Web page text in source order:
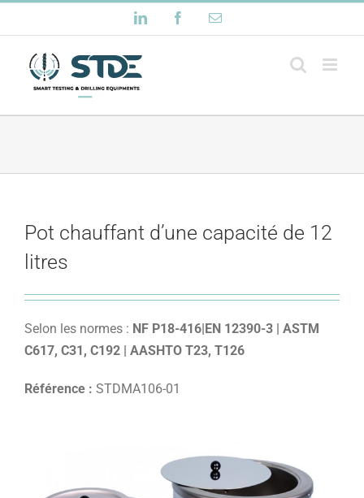
au
contenu
LinkedIn FacebookEmail
Pot chauffant d’une capacité de 12
litres
Selon les normes : NF P18-416|EN 12390-3 | ASTM
C617, C31, C192 | AASHTO T23, T126
Référence : STDMA106-01